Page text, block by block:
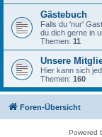
Gästebuch
Falls du 'nur'
du dich gerne in
Themen: 11
Unsere
Hier kann sich
Themen: 160
Foren-Übersicht
Powered